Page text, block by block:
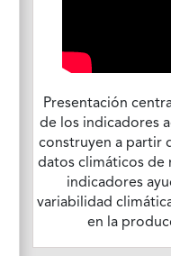
Presentación
de los indicadores
construyen a partir
datos climáticos de
indicadores
variabilidad
en la